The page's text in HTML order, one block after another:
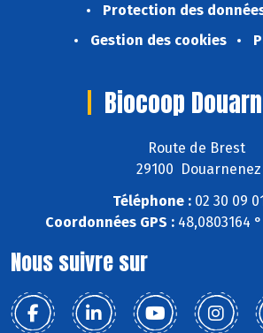
Protection des
Gestion des cookies
Biocoop
Route de Brest
29100 Douarnenez
Téléphone :02 30 09
Coordonnées GPS :48,0803164 °
Nous suivre sur